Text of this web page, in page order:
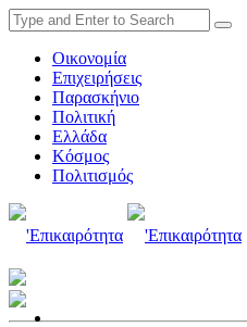
Οικονομία
Επιχειρήσεις
Παρασκήνιο
Πολιτική
Ελλάδα
Κόσμος
Πολιτισμός